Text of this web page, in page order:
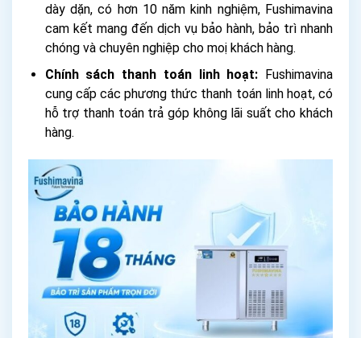
dày dặn, có hơn 10 năm kinh nghiệm, Fushimavina
cam kết mang đến dịch vụ bảo hành, bảo trì nhanh
chóng và chuyên nghiệp cho moị khách hàng.
Chính sách thanh toán linh hoạt: Fushimavina
cung cấp các phương thức thanh toán linh hoạt, có
hỗ trợ thanh toán trả góp không lãi suất cho khách
hàng.